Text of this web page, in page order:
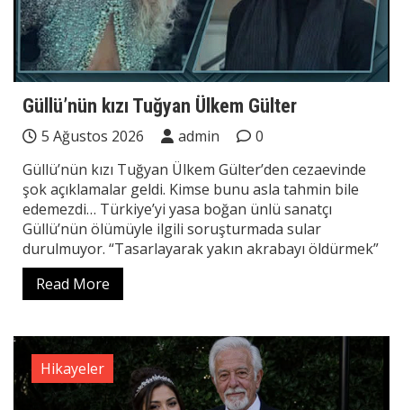
Güllü’nün kızı Tuğyan Ülkem Gülter
5 Ağustos 2026 admin
0
Güllü’nün kızı Tuğyan Ülkem Gülter’den cezaevinde
şok açıklamalar geldi. Kimse bunu asla tahmin bile
edemezdi… Türkiye’yi yasa boğan ünlü sanatçı
Güllü’nün ölümüyle ilgili soruşturmada sular
durulmuyor. “Tasarlayarak yakın akrabayı öldürmek”
Read More
Hikayeler